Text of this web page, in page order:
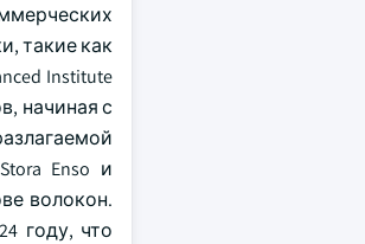
такие как
Institute
начиная с
Enso и
волокон.
году, что